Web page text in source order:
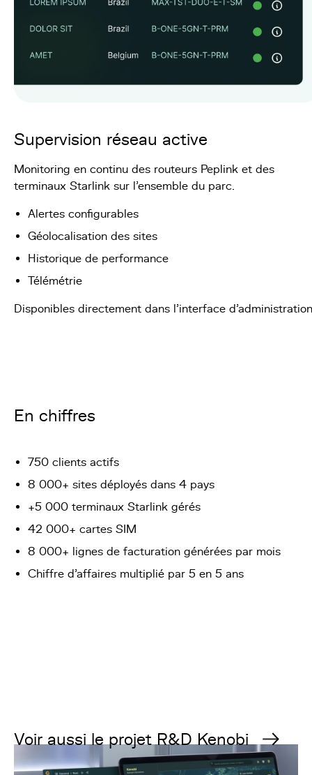
Supervision réseau active
Monitoring en continu des routeurs Peplink et des
terminaux Starlink sur l'ensemble du parc.
Alertes configurables
Géolocalisation des sites
Historique de performance
Télémétrie
Disponibles directement dans l'interface
En chiffres
750 clients actifs
8 000+ sites déployés dans 4 pays
+5 000 terminaux Starlink gérés
42 000+ cartes SIM
8 000+ lignes de facturation générées par mois
Chiffre d'affaires multiplié par 5 en 5 ans
Voir aussi le projet R&D Kenobi